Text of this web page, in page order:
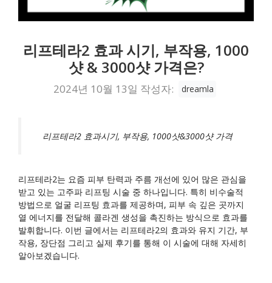
리프테라2 효과 시기, 부작용, 1000
샷 & 3000샷 가격은?
2024년 10월 13일 작성자: dreamla
리프테라2 효과시기, 부작용, 1000샷&3000샷 가격
리프테라2는 요즘 피부 탄력과 주름 개선에 있어 많은 관심을
받고 있는 고주파 리프팅 시술 중 하나입니다. 특히 비수술적
방법으로 얼굴 리프팅 효과를 제공하며, 피부 속 깊은 곳까지
열 에너지를 전달해 콜라겐 생성을 촉진하는 방식으로 효과를
발휘합니다. 이번 글에서는 리프테라2의 효과와 유지 기간, 부
작용, 장단점 그리고 실제 후기를 통해 이 시술에 대해 자세히
알아보겠습니다.